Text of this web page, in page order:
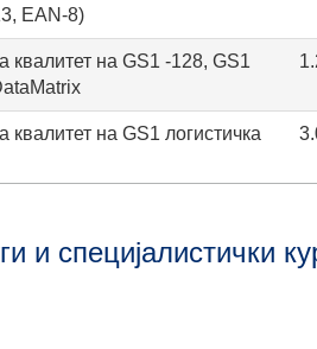
EAN-8)
квалитет на GS1 -128, GS1
квалитет на GS1 логистичка
и специјалистички